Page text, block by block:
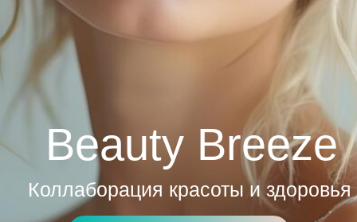
Коллаборация красоты и здоровья